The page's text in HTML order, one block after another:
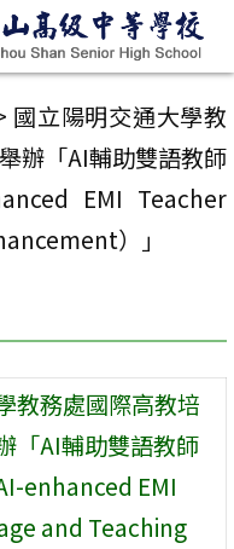
國立陽明交通大學教
辦「AI輔助雙語教師
EMI Teacher
）」
教務處國際高教培
「AI輔助雙語教師
enhanced EMI
and Teaching